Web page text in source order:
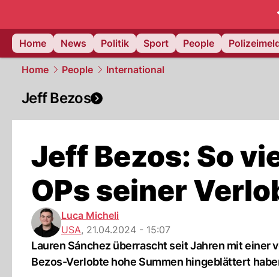
Home
News Politik Sport People
Home People International
Jeff Bezos
Jeff Bezos: So
OPs seiner
Luca Micheli
USA, 21.04.2024 - 15:07
Lauren Sánchez überrascht seit Jahren mit
Bezos-Verlobte hohe Summen hingeblättert